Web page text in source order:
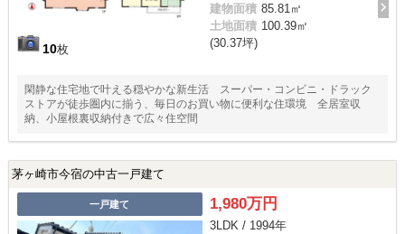
10枚
建物面積 85.81㎡
土地面積 100.39㎡
(30.37坪)
閑静な住宅地で叶える穏やかな新生活 スーパー・コンビニ・ドラック
ストアが徒歩圏内に揃う、毎日のお買い物に便利な住環境 全居室収
納、小屋根裏収納付きで広々住空間
茅ヶ崎市今宿の中古一戸建て
一戸建て 1,980万円
3LDK / 1994年